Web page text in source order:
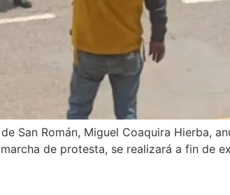
San Román, Miguel Coaquira Hierba,
de protesta, se realizará a fin de